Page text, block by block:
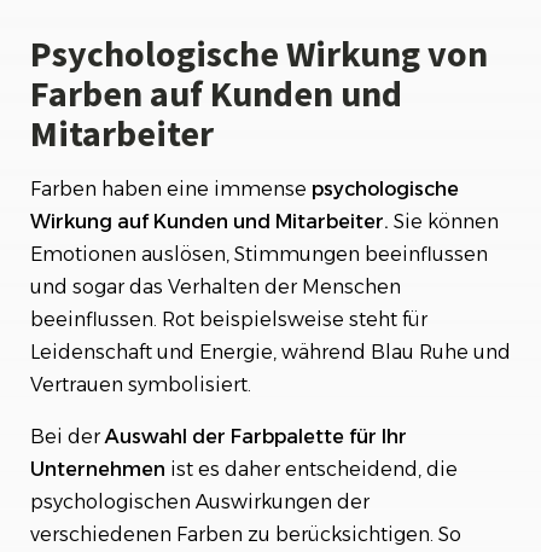
Psychologische Wirkung von
Farben auf Kunden und
Mitarbeiter
Farben haben eine immense psychologische
Wirkung auf Kunden und Mitarbeiter. Sie können
Emotionen auslösen, Stimmungen beeinflussen
und sogar das Verhalten der Menschen
beeinflussen. Rot beispielsweise steht für
Leidenschaft und Energie, während Blau Ruhe und
Vertrauen symbolisiert.
Bei derAuswahl der Farbpalette für Ihr
Unternehmen ist es daher entscheidend, die
psychologischen Auswirkungen der
verschiedenen Farben zu berücksichtigen. So